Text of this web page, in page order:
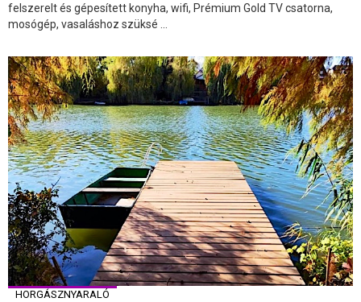
felszerelt és gépesített konyha, wifi, Prémium Gold TV csatorna,
mosógép, vasaláshoz szüksé ...
HORGÁSZNYARALÓ